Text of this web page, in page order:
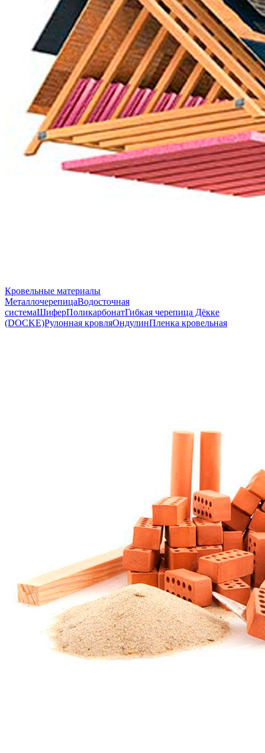
Кровельные материалы
МеталлочерепицаВодосточная
системаШиферПоликарбонатГибкая черепица Дёкке
(DOCKE)Рулонная кровляОндулинПленка кровельная